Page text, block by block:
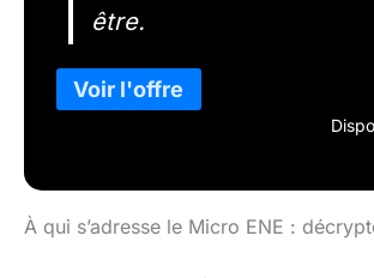
être.
À qui s’adresse le Micro ENE :